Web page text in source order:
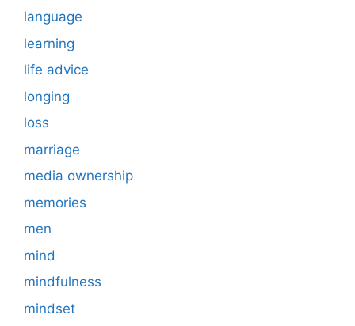
language
learning
life advice
longing
loss
marriage
media ownership
memories
men
mind
mindfulness
mindset